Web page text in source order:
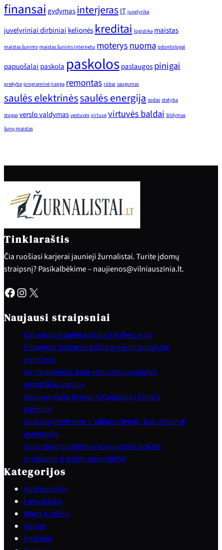
finansai gydymasinterjerasIT juvelyrika
juvelyriniai dirbiniai kelionėskreditai logistika maistas
maistas šunims maistas šunims internetu moterysnuoma odontologai
papuošalai paskola paskolospaslaugospinigai
prekyba programinė įranga remontas rūbai saugumas
saulės elektrinėssaulės energija sodas statyba
stogas verslo valdymas vestuvės virtuvė virtuvės baldai šildymas
šunų maistas
Tinklaraštis
Čia ruošiasi karjerai jaunieji žurnalistai. Turite įdomų
straipsnį? Pasikalbėkime – naujienos@vilniauszinia.lt.
Facebook Instagram X
Naujausi straipsniai
Kai vanduo palieka rūdis ir kalkes: kaip
filtravimo sistemos keičia gyvenimo kokybę
namuose
Ne tik obuoliai: kaip virtuvėje panaudoti
egzotiškus vaisius
Alkūnės-riešo įtvarai. Ortopedijos Centro
gaminiai
Auskarai moterims – stiliaus detalė, kuri atspindi
asmenybę
Gyventojų mažėjimas regionuose: kokios
priežastys ir galimi sprendimai
Kategorijos
Automobiliai
Laisvalaikis
Mada ir stilius
Namai
Pirkiniai